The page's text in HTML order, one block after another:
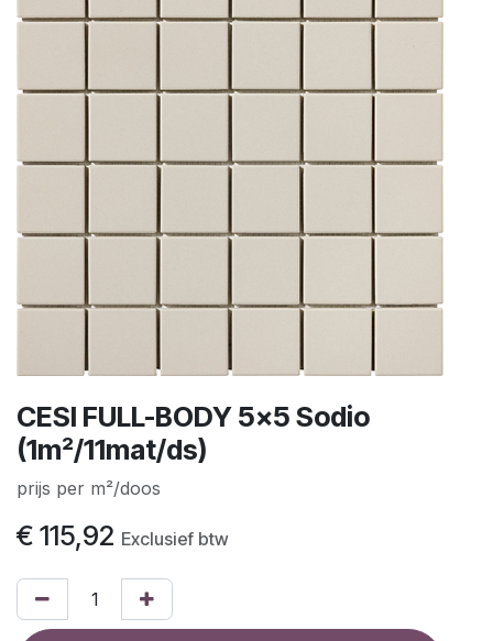
CESI FULL-BODY 5x5 Sodio
(1m²/11mat/ds)
prijs per m²/doos
€ 115,92 Exclusief btw